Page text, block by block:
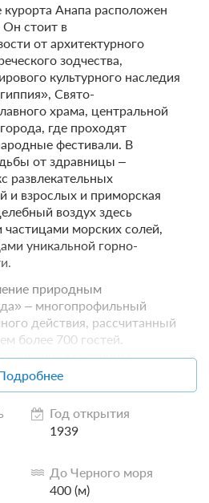
курорта Анапа расположен
стоит в
от архитектурного
зодчества,
культурного наследия
Свято-
храма, центральной
где проходят
фестивали. В
от здравницы –
развлекательных
и взрослых и приморская
воздух здесь
морских солей,
уникальной горно-
природным
– многопрофильный
действия, рассчитанный
более 700 гостей.
здравницы,
услуг, комфортное
разнообразное питание,
большой выбор
программ,
– всё это позволяет
Год открытия
1939
До Черного моря
400 (м)